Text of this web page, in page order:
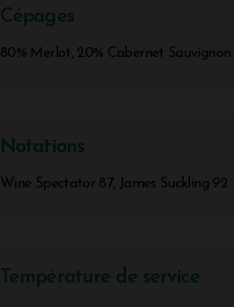
Cépages
80% Merlot, 20% Cabernet Sauvignon
Notations
Wine Spectator 87, James Suckling 92
Température de service